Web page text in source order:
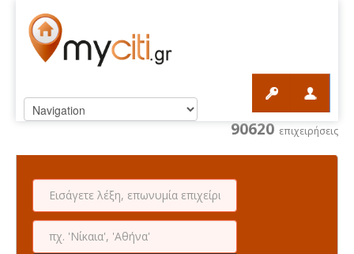
90620 επιχειρήσεις